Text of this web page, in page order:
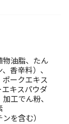
物油脂、たん
香辛料）、
ークエキス
キスパウダ
工でん粉、
を含む）